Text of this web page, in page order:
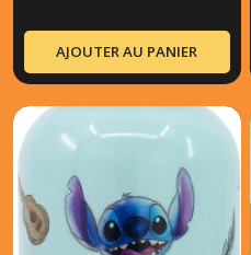
AJOUTER AU PANIER